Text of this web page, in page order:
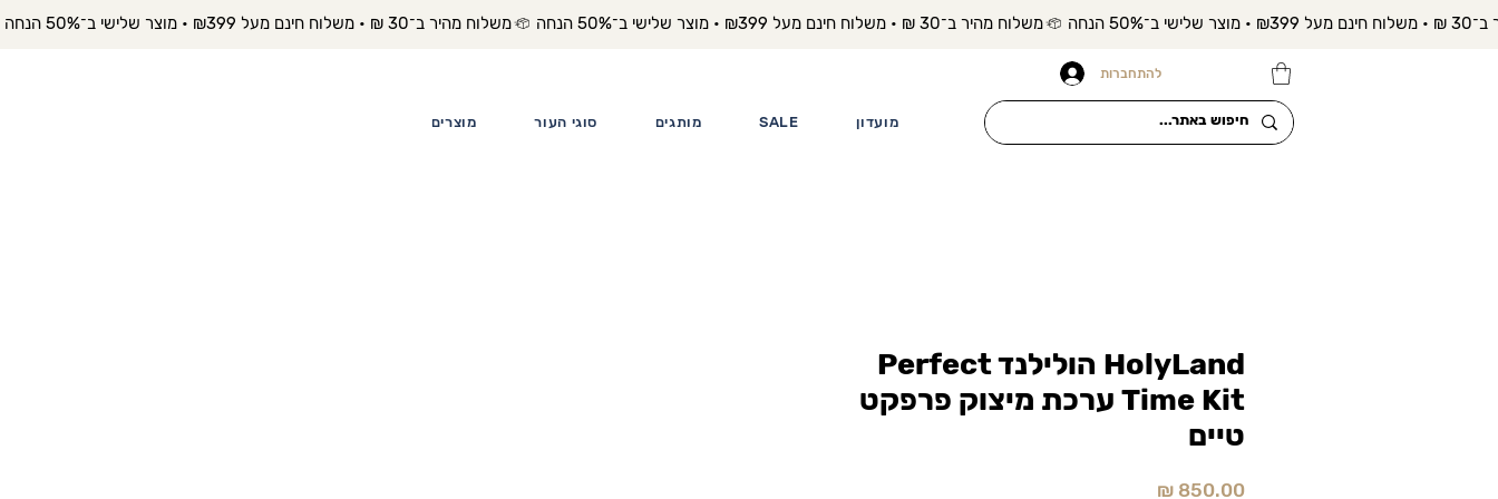
משלוח מהיר ב־30 ₪ • משלוח חינם מעל ₪399 • מוצר שלישי ב־50% הנחה
מוצרים סוגי העור מותגים SALE מועדון
להתחברות
HolyLand הולילנד Perfect
Time Kit ערכת מיצוק פרפקט
טיים